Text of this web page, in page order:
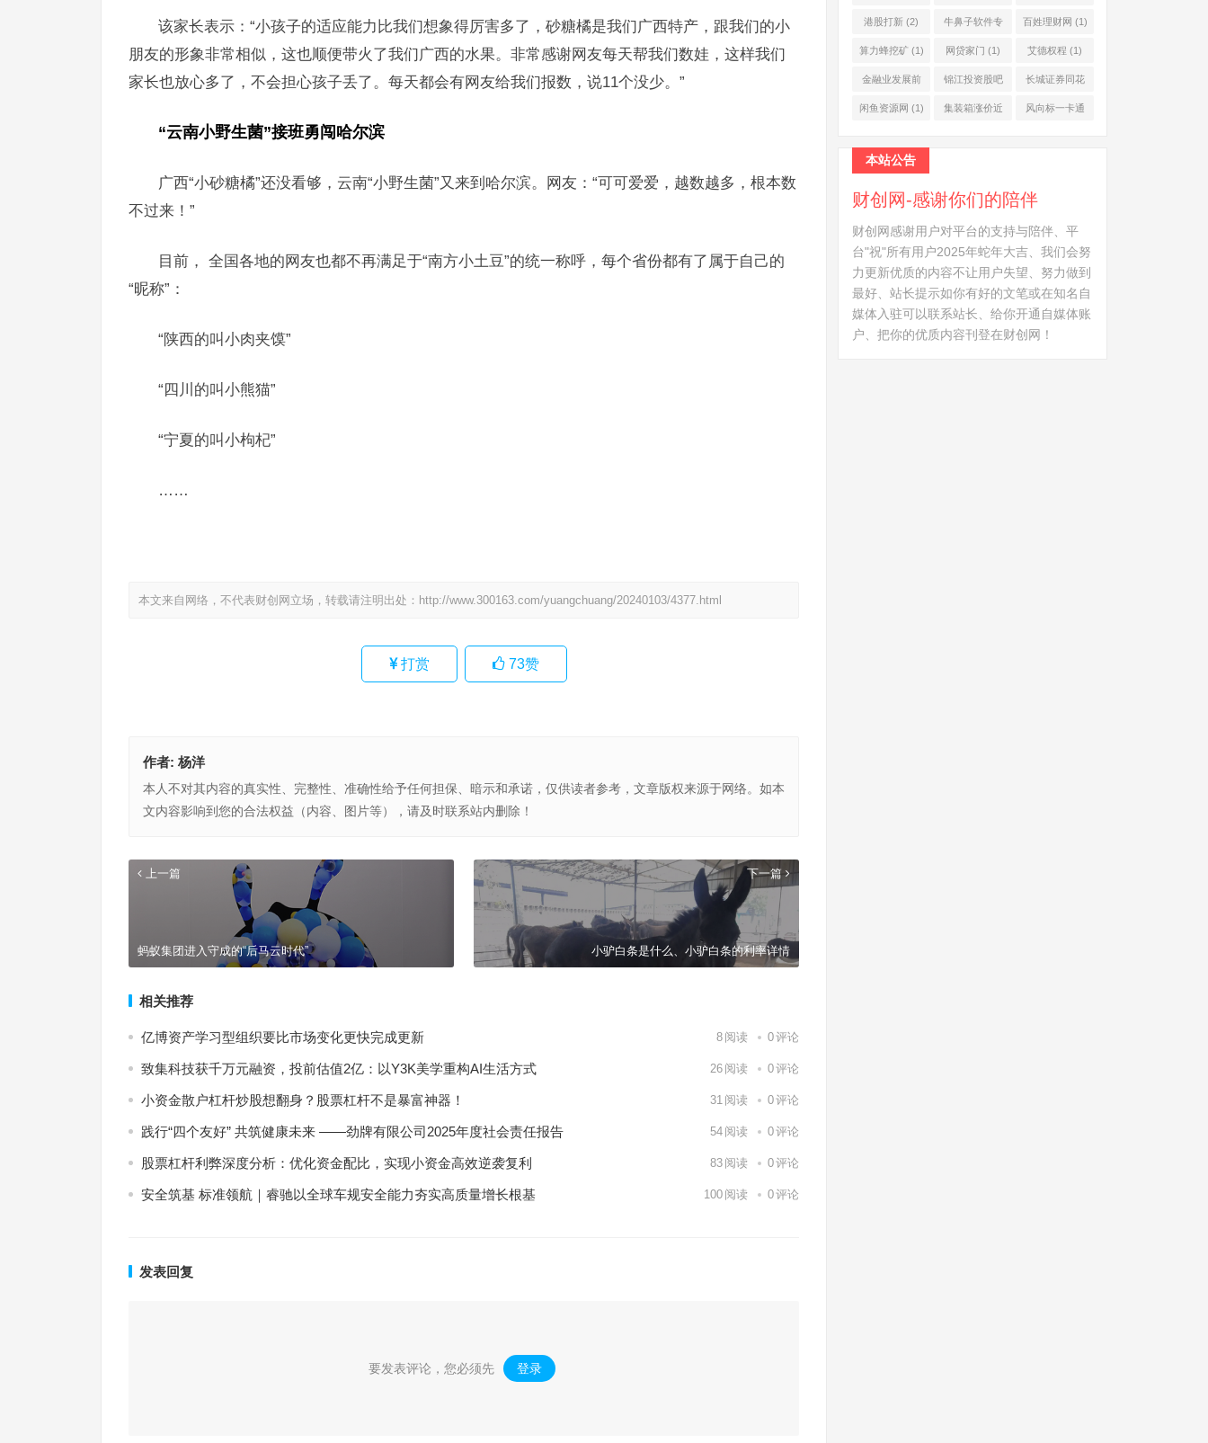
该家长表示：“小孩子的适应能力比我们想象得厉害多了，砂糖橘是我们广西特产，跟我们的小
朋友的形象非常相似，这也顺便带火了我们广西的水果。非常感谢网友每天帮我们数娃，这样我们
家长也放心多了，不会担心孩子丢了。每天都会有网友给我们报数，说11个没少。”
“云南小野生菌”接班勇闯哈尔滨
广西“小砂糖橘”还没看够，云南“小野生菌”又来到哈尔滨。网友：“可可爱爱，越数越多，根本数
不过来！”
目前， 全国各地的网友也都不再满足于“南方小土豆”的统一称呼，每个省份都有了属于自己的
“昵称”：
“陕西的叫小肉夹馍”
“四川的叫小熊猫”
“宁夏的叫小枸杞”
……
本文来自网络，不代表财创网立场，转载请注明出处： http://www.300163.com/yuangchuang/20240103/4377.html
打赏 73赞
作者: 杨洋
本人不对其内容的真实性、完整性、准确性给予任何担保、暗示和承诺，仅供读者参考，文章版权来源于网络。如本
文内容影响到您的合法权益（内容、图片等），请及时联系站内删除！
上一篇
蚂蚁集团进入守成的“后马云时代”
下一篇
小驴白条是什么、小驴白条的利率详情
相关推荐
亿博资产学习型组织要比市场变化更快完成更新 8 阅读 0评论
致集科技获千万元融资，投前估值2亿：以Y3K美学重构AI生活方式 26 阅读 0评论
小资金散户杠杆炒股想翻身？股票杠杆不是暴富神器！ 31 阅读 0评论
践行“四个友好” 共筑健康未来 ——劲牌有限公司2025年度社会责任报告 54 阅读 0评论
股票杠杆利弊深度分析：优化资金配比，实现小资金高效逆袭复利 83 阅读 0评论
安全筑基 标准领航｜睿驰以全球车规安全能力夯实高质量增长根基 100 阅读 0评论
发表回复
要发表评论，您必须先 登录 。
部(1)
港股打新 (2) 牛鼻子软件专
业版(1)
百姓理财网 (1)
算力蜂挖矿(1) 网贷家门 (1) 艾德权程 (1)
金融业发展前
景(1)
锦江投资股吧
(1)
长城证券同花
顺(1)
闲鱼资源网 (1) 集装箱涨价近 风向标一卡通
本站公告
财创网-感谢你们的陪伴
财创网感谢用户对平台的支持与陪伴、平
台"祝"所有用户2025年蛇年大吉、我们会努
力更新优质的内容不让用户失望、努力做到
最好、站长提示如你有好的文笔或在知名自
媒体入驻可以联系站长、给你开通自媒体账
户、把你的优质内容刊登在财创网！